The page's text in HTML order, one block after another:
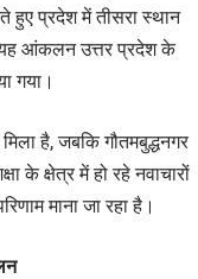
हुए प्रदेश में तीसरा स्थान
यह आंकलन उत्तर प्रदेश के
गया।
है, जबकि गौतमबुद्धनगर
के क्षेत्र में हो रहे नवाचारों
माना जा रहा है।